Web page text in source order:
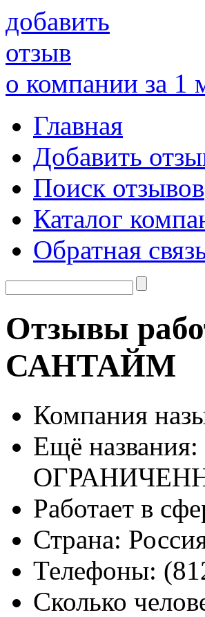
добавить
отзыв
о компании за 1
Главная
Добавить
Поиск отзывов
Каталог
Обратная
Отзывы
САНТАЙМ
Компания
Ещё названия:
Работает в
Страна:
Телефоны:
Сколько